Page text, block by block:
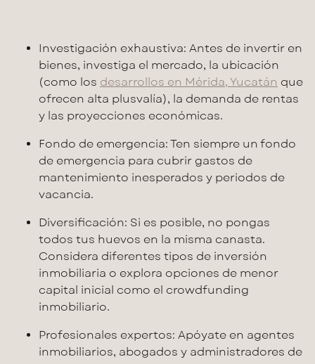
Investigación exhaustiva: Antes de invertir en
bienes, investiga el mercado, la ubicación
(como los desarrollos en Mérida, Yucatán que
ofrecen alta plusvalía), la demanda de rentas
y las proyecciones económicas.
Fondo de emergencia: Ten siempre un fondo
de emergencia para cubrir gastos de
mantenimiento inesperados y periodos de
vacancia.
Diversificación: Si es posible, no pongas
todos tus huevos en la misma canasta.
Considera diferentes tipos de inversión
inmobiliaria o explora opciones de menor
capital inicial como el crowdfunding
inmobiliario.
Profesionales expertos: Apóyate en agentes
inmobiliarios, abogados y administradores de